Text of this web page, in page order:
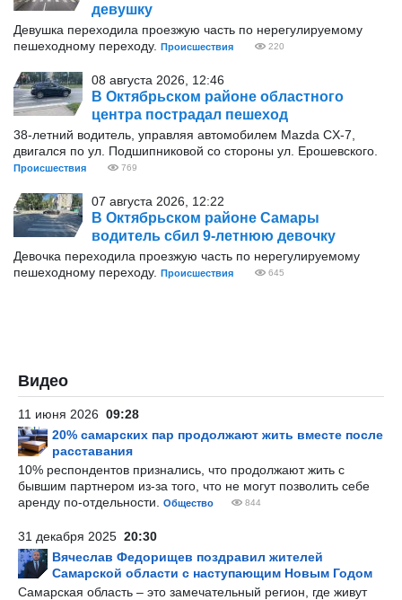
девушку
Девушка переходила проезжую часть по нерегулируемому
пешеходному переходу. Происшествия 220
08 августа 2026, 12:46
В Октябрьском районе областного
центра пострадал пешеход
38-летний водитель, управляя автомобилем Mazda CX-7,
двигался по ул. Подшипниковой со стороны ул. Ерошевского.
Происшествия 769
07 августа 2026, 12:22
В Октябрьском районе Самары
водитель сбил 9-летнюю девочку
Девочка переходила проезжую часть по нерегулируемому
пешеходному переходу. Происшествия 645
Видео
11 июня 2026 09:28
20% самарских пар продолжают жить вместе после
расставания
10% респондентов признались, что продолжают жить с
бывшим партнером из-за того, что не могут позволить себе
аренду по-отдельности.
Общество 844
31 декабря 2025 20:30
Вячеслав Федорищев поздравил жителей
Самарской области с наступающим Новым Годом
Самарская область – это замечательный регион, где живут